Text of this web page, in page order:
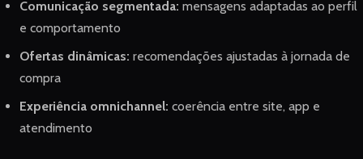
Comunicação segmentada: mensagens adaptadas ao perfil
e comportamento
Ofertas dinâmicas: recomendações ajustadas à jornada de
compra
Experiência omnichannel: coerência entre site, app e
atendimento